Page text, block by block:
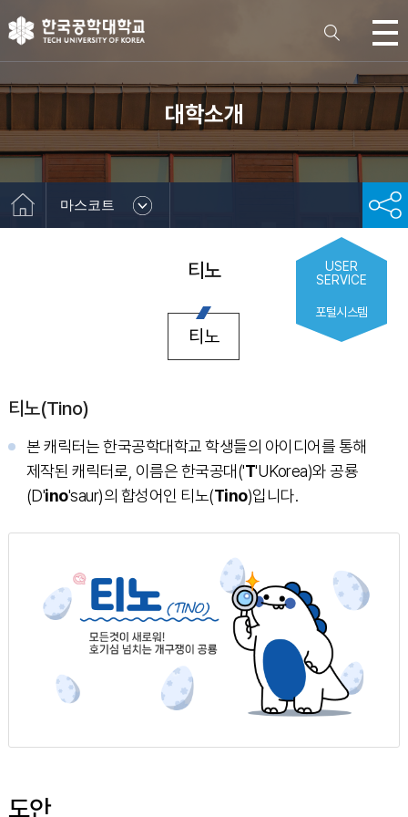
USER
SERVICE
포털시스템
대학소개
마스코트
티노
티노
티노(Tino)
본 캐릭터는 한국공학대학교 학생들의 아이디어를 통해
제작된 캐릭터로, 이름은 한국공대('T'UKorea)와 공룡
(D'ino'saur)의 합성어인 티노(Tino)입니다.
도안